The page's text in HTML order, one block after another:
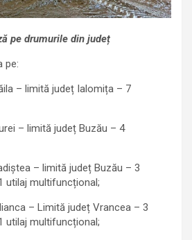
pe drumurile din județ
pe:
– limită județ Ialomița – 7
– limită județ Buzău – 4
– limită județ Buzău – 3
utilaj multifuncțional;
– Limită județ Vrancea – 3
utilaj multifuncțional;